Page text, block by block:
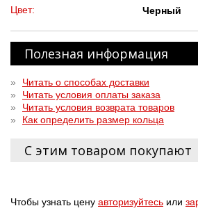
Цвет:
Черный
Полезная информация
»
Читать о способах доставки
»
Читать условия оплаты заказа
»
Читать условия возврата товаров
»
Как определить размер кольца
С этим товаром покупают
Чтобы узнать цену авторизуйтесь или